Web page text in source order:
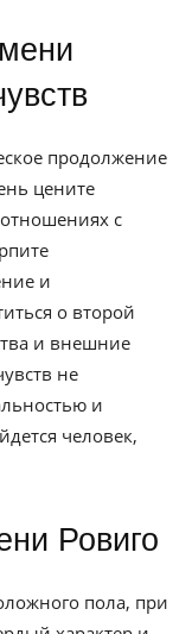
продолжение
цените
с
и
о второй
и внешние
не
и
человек,
Ровиго
пола, при